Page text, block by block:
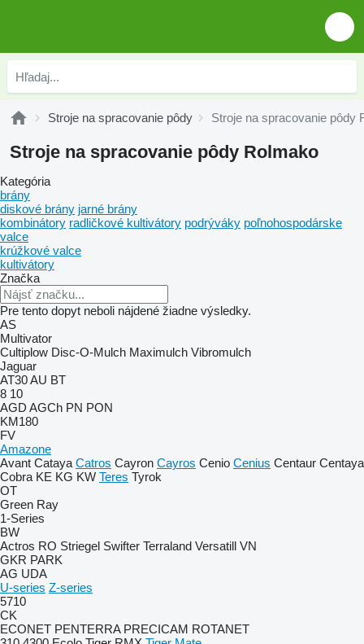
Stroje na spracovanie pôdy Stroje na spracovanie pôdy
Stroje na spracovanie pôdy Rolmako
Kategória
brány
diskové brány jarné brány
kombinátory radličkové kultivátory podrýváky poľnohospodárske
valce
krúžkové valce
kultivátory
Značka
Pre tento dopyt neboli nájdené žiadne výsledky.
AS
Multivator
Cultiplow Disc-O-Mulch Maximulch Vibromulch
Jaguar
AT30AU BT
8 10
AGD AGCh PN PON
KM180
FV
Amazone
Avant Cataya Catros Cayron Cayros Cenio Cenius Centaur Centaya
Cobra KE KG KW Teres Tyrok
OT
Green Ray
1-Series
BW
Actros RO Striegel Swifter Terraland Versatill VN
GKR PARK
AG UDA
U-series Z-series
5710
CK
ECONET PENTERRA PRECICAM ROTANET